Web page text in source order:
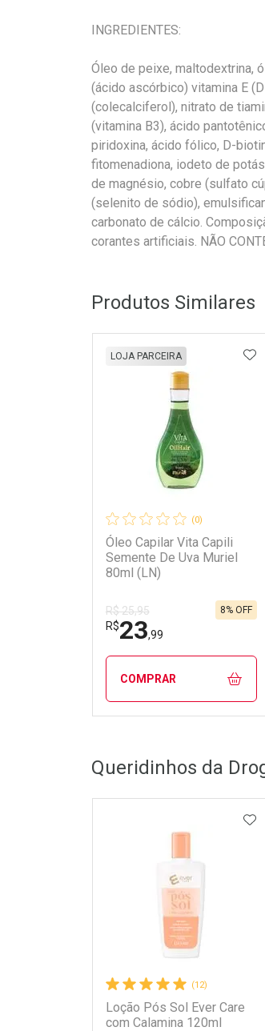
INGREDIENTES:
Óleo de peixe, maltodextrina,
(ácido ascórbico) vitamina E
(colecalciferol), nitrato de
(vitamina B3), ácido
piridoxina, ácido fólico, D-
fitomenadiona, iodeto de
de magnésio, cobre (sulfato
(selenito de sódio),
carbonato de cálcio.
corantes artificiais. NÃO
Produtos Similares
(0)
Óleo Capilar Vita Capili
Semente De Uva Muriel
80ml (LN)
LOJA PARCEIRA
R$ 25,95
R$23,99
8% OFF
COMPRAR
Laboratório
Ativar Desconto
Por Menos
Queridinhos da
(12)
Loção Pós Sol Ever Care
com Calamina 120ml